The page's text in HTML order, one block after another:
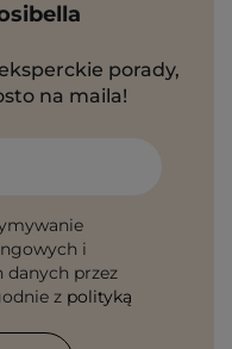
porady,
na maila!
i
danych przez
z polityką